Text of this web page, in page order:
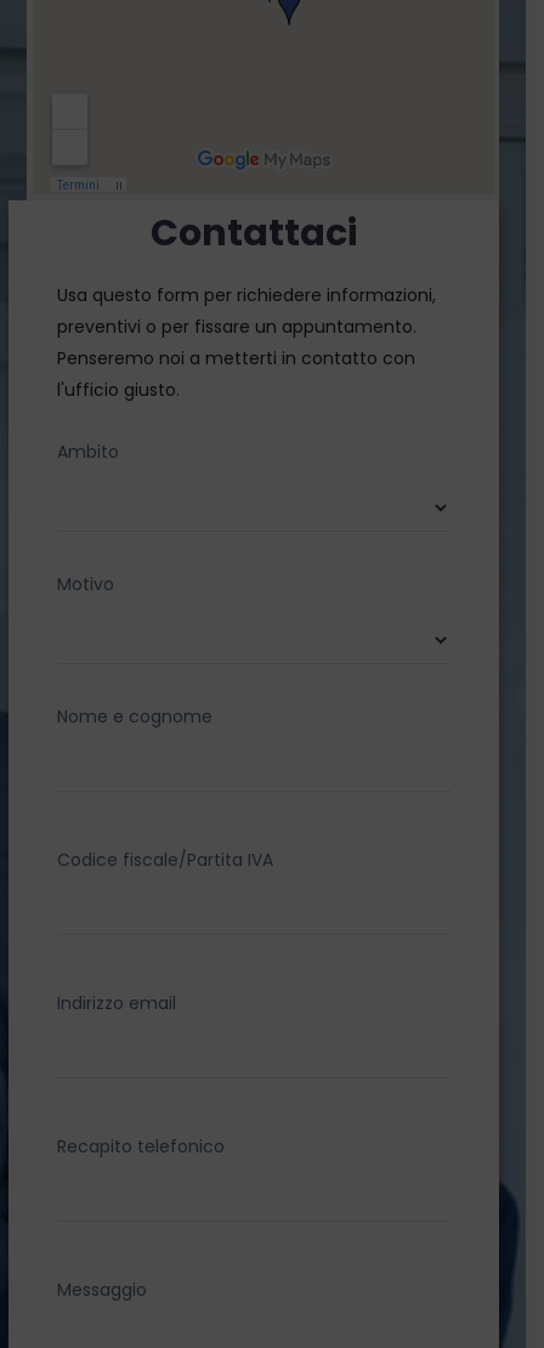
Contattaci
Usa questo form per richiedere informazioni,
preventivi o per fissare un appuntamento.
Penseremo noi a metterti in contatto con
l'ufficio giusto.
Ambito
Motivo
Nome e cognome
Codice fiscale/Partita IVA
Indirizzo email
Recapito telefonico
Messaggio